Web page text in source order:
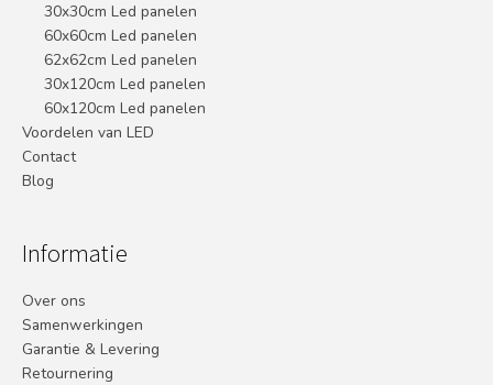
30x30cm Led panelen
60x60cm Led panelen
62x62cm Led panelen
30x120cm Led panelen
60x120cm Led panelen
Voordelen van LED
Contact
Blog
Informatie
Over ons
Samenwerkingen
Garantie & Levering
Retournering